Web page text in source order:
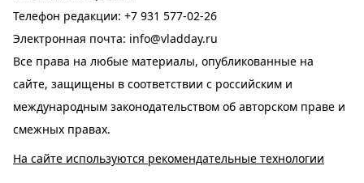
Телефон редакции: +7 931 577-02-26
Электронная почта: info@vladday.ru
Все права на любые материалы, опубликованные на
сайте, защищены в соответствии с российским и
международным законодательством об авторском праве и
смежных правах.
На сайте используются рекомендательные технологии